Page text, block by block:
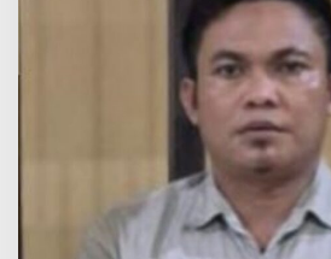
r
n
a
n
K
l
i
m
a
K